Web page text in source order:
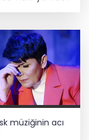
müziğinin acı